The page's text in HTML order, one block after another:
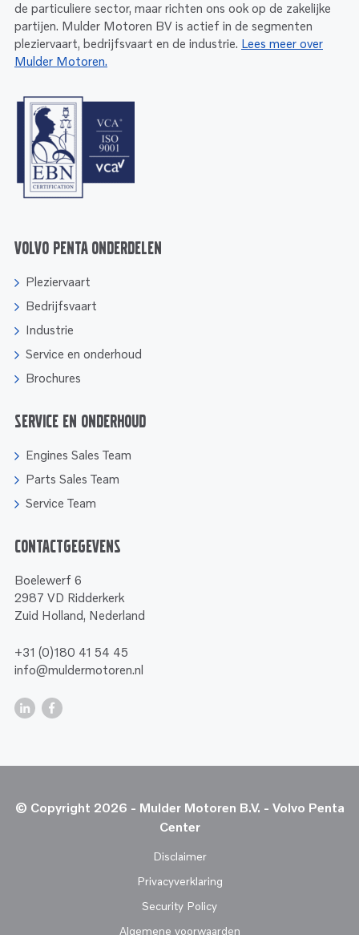
de particuliere sector, maar richten ons ook op de zakelijke
partijen. Mulder Motoren BV is actief in de segmenten
pleziervaart, bedrijfsvaart en de industrie. Lees meer over
Mulder Motoren.
Volvo Penta onderdelen
Pleziervaart
Bedrijfsvaart
Industrie
Service en onderhoud
Brochures
Service en onderhoud
Engines Sales Team
Parts Sales Team
Service Team
Contactgegevens
Boelewerf 6
2987 VD Ridderkerk
Zuid Holland, Nederland
+31 (0)180 41 54 45
info@muldermotoren.nl
© Copyright 2026 - Mulder Motoren B.V. - Volvo Penta
Center
Disclaimer
Privacyverklaring
Security Policy
Algemene voorwaarden